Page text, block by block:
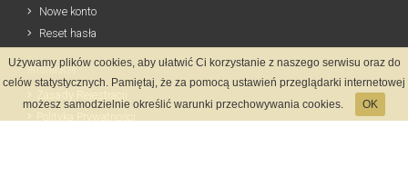
Nowe konto
Reset hasła
Informacje
Używamy plików cookies, aby ułatwić Ci korzystanie z naszego serwisu oraz do
celów statystycznych. Pamiętaj, że za pomocą ustawień przeglądarki internetowej
możesz samodzielnie określić warunki przechowywania cookies.
OK